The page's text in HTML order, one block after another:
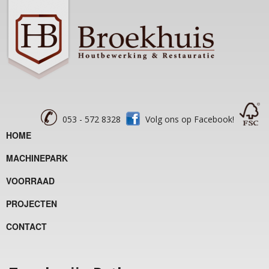
053 - 572 8328 Volg ons op Facebook!
HOME
MACHINEPARK
VOORRAAD
PROJECTEN
CONTACT